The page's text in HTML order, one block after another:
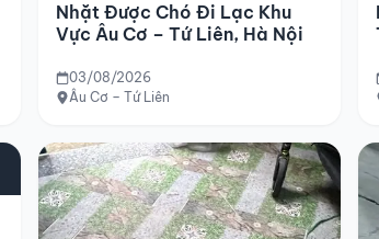
Nhặt Được Chó Đi Lạc Khu
Vực Âu Cơ – Tứ Liên, Hà Nội
03/08/2026
Âu Cơ – Tứ Liên